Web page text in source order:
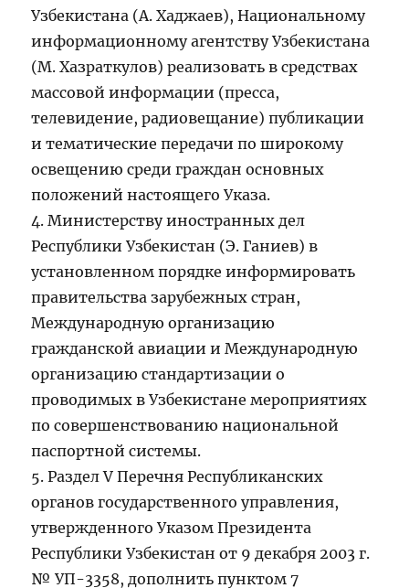
Узбекистана (А. Хаджаев), Национальному
информационному агентству Узбекистана
(М. Хазраткулов) реализовать в средствах
массовой информации (пресса,
телевидение, радиовещание) публикации
и тематические передачи по широкому
освещению среди граждан основных
положений настоящего Указа.
4. Министерству иностранных дел
Республики Узбекистан (Э. Ганиев) в
установленном порядке информировать
правительства зарубежных стран,
Международную организацию
гражданской авиации и Международную
организацию стандартизации о
проводимых в Узбекистане мероприятиях
по совершенствованию национальной
паспортной системы.
5. Раздел V Перечня Республиканских
органов государственного управления,
утвержденного Указом Президента
Республики Узбекистан от 9 декабря 2003 г.
№ УП-3358, дополнить пунктом 7